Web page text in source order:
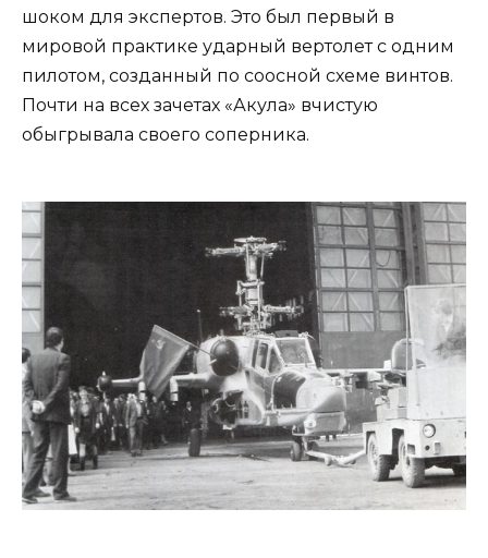
шоком для экспертов. Это был первый в
мировой практике ударный вертолет с одним
пилотом, созданный по соосной схеме винтов.
Почти на всех зачетах «Акула» вчистую
обыгрывала своего соперника.